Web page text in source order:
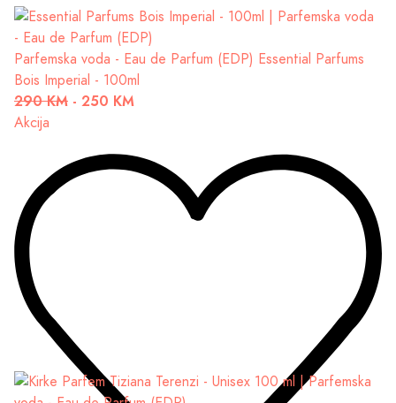
Parfemska voda - Eau de Parfum (EDP) Essential Parfums
Bois Imperial - 100ml
290 KM - 250 KM
Akcija